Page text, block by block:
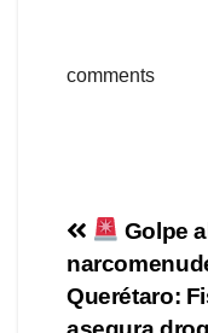
comments
de
Golpe
Querétaro: